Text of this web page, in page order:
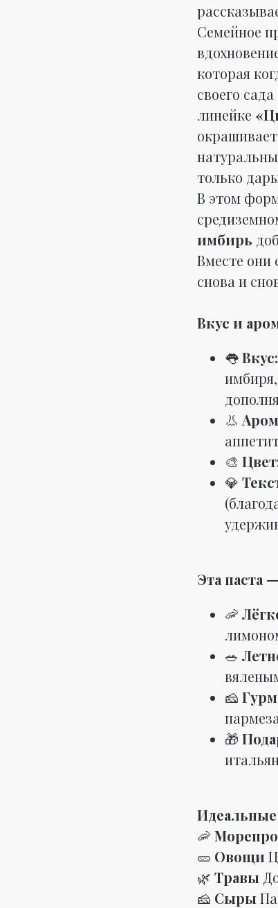
Семейное
которая
своего
линейке
только
В этом
имбирь
Вместе они
снова и
Вкус и
👅Вкус:
👃
🎨
💎
Эта паста
🦐
🥗
🧀
🎁
Идеальные
🦐
🥒 Овощи
🌿 Травы
🧀 Сыры